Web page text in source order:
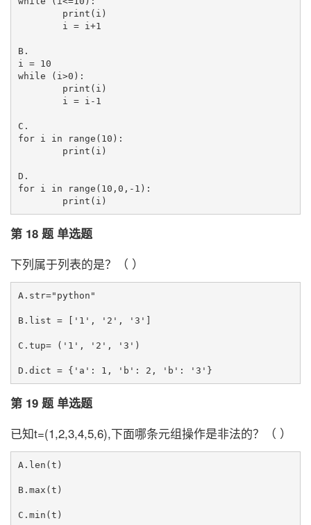
B.
i = 10
while (i>0):
C.
for i in range(10):
D.
for i in range(10,0,-1):
第 18 题 单选题
下列属于列表的是？（ ）
A.str="python"
B.list = ['1', '2', '3']
C.tup= ('1', '2', '3')
第 19 题 单选题
已知t=(1,2,3,4,5,6),下面哪条元组操作是非法的？（ ）
A.len(t)
B.max(t)
C.min(t)